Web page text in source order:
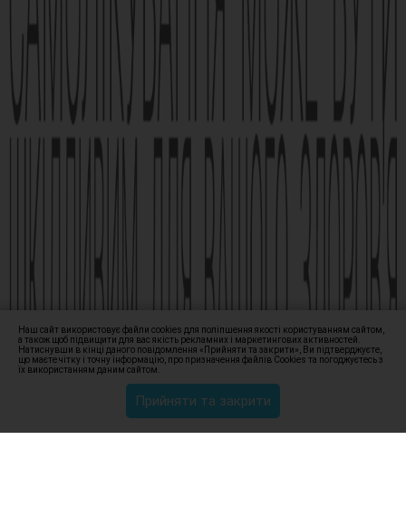
Виробник АТ «Фармак», 04080, м.Київ, вул. Кирилівська, 63, +38
(044) 496-87-87, info@farmak.ua, www.farmak.ua
Наш сайт використовує файли cookies для поліпшення якості користуванням сайтом,
а також щоб підвищити для вас якість рекламних і маркетингових активностей.
Натиснувши в кінці даного повідомлення «Прийняти та закрити», Ви підтверджуєте,
що маєте чітку і точну інформацію, про призначення файлів Сookies та погоджуєтесь з
їх використанням даним сайтом.
Прийняти та закрити